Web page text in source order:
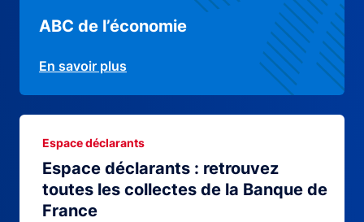
ABC de l’économie
En savoir plus
Espace déclarants : retrouvez
toutes les collectes de la Banque de
France
Espace déclarants